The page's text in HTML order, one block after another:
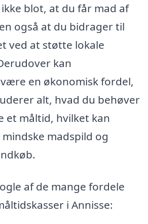
blot, at du får mad af
også at du bidrager til
ved at støtte lokale
kan
en økonomisk fordel,
alt, hvad du behøver
et måltid, hvilket kan
madspild og
af de mange fordele
i Annisse: